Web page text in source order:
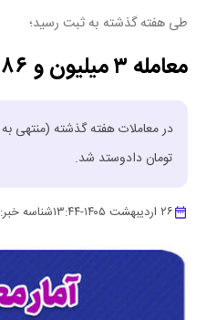
طی هفته گذشته به ثبت رسید؛
معامله ۳ میلیون و ۱۸۶ هزار تن محصول در بورس کالا
تومان دادوستد شد.
۲۶ اردیبهشت ۱۴۰۵ -۱۳:۴۴شناسه خبر: